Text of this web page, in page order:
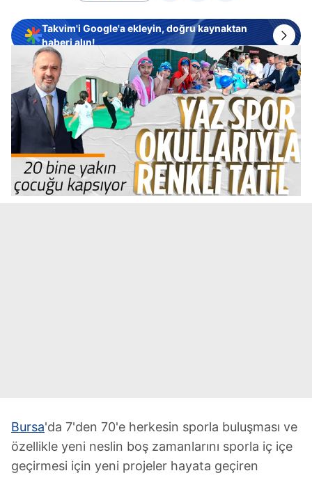
Takvim'i Google'a ekleyin, doğru kaynaktan
haberi alın!
Bursa'da 7'den 70'e herkesin sporla buluşması ve
özellikle yeni neslin boş zamanlarını sporla iç içe
geçirmesi için yeni projeler hayata geçiren